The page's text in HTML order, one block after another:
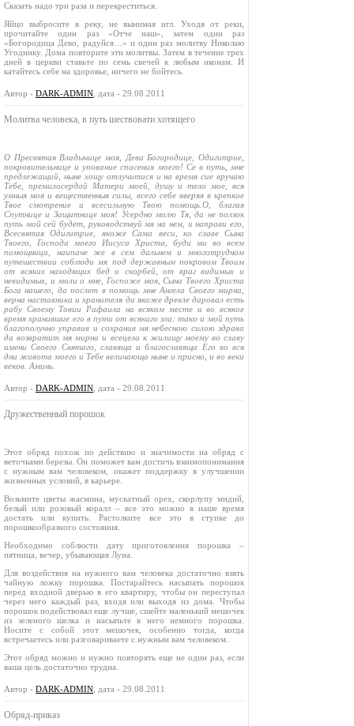
Сказать надо три раза и перекреститься.
Яйцо выбросите в реку, не вынимая игл. Уходя от реки,
прочитайте один раз «Отче наш», затем один раз
«Богородица Дево, радуйся…» и один раз молитву Николаю
Угоднику. Дома повторите эти молитвы. Затем в течение трех
дней в церкви ставьте по семь свечей к любым иконам. И
катайтесь себе на здоровье, ничего не бойтесь.
Автор - DARK-ADMIN , дата - 29.08.2011
Молитва человека, в путь шествовати хотящего
О Пресвятая Владычице моя, Дева Богородице, Одигитрие,
покровительнице и упование спасения моего! Се в путь, мне
предлежащий, ныне хощу отлучитися и на время сие вручаю
Тебе, премилосердой Матери моей, душу и тело мое, вся
умныя моя и вещественныя силы, всего себе вверяя в крепкое
Твое смотрение и всесильную Твою помощь.О, благая
Спутнице и Защитнице моя! Усердно молю Тя, да не ползок
путь мой сей будет, руководствуй мя на нем, и направи его,
Всесвятая Одигитрие, якоже Сама веси, ко славе Сына
Твоего, Господа моего Иисуса Христа, буди ми во всем
помощница, наипаче же в сем дальнем и многотрудном
путешествии соблюди мя под державным покровом Твоим
от всяких находящих бед и скорбей, от враг видимых и
невидимых, и моли о мне, Госпоже моя, Сына Твоего Христа
Бога нашего, да послет в помощь мне Ангела Своего мирна,
верна наставника и хранителя да якоже древле даровал есть
рабу Своему Товии Рафаила на всяком месте и во всякое
время хранившие его в пути от всякаго зла: тако и мой путь
благополучно управив и сохранив мя небесною силою здрава
да возвратит мя мирна и всецела к жилищу моему во славу
имени Своего Святаго, славяща и благославяща Его во вся
дни живота моего и Тебе величающа ныне и присно, и во веки
веков. Аминь.
Автор - DARK-ADMIN , дата - 29.08.2011
Дружественный порошок
Этот обряд похож по действию и значимости на обряд с
веточками березы. Он поможет вам достичь взаимопонимания
с нужным вам человеком, окажет поддержку в улучшении
жизненных условий, в карьере.
Возьмите цветы жасмина, мускатный орех, скорлупу мидий,
белый или розовый коралл – все это можно в наше время
достать или купить. Растолките все это в ступке до
порошкообразного состояния.
Необходимо соблюсти дату приготовления порошка –
пятница, вечер, убывающая Луна.
Для воздействия на нужного вам человека достаточно взять
чайную ложку порошка. Постарайтесь насыпать порошок
перед входной дверью в его квартиру, чтобы он переступал
через него каждый раз, входя или выходя из дома. Чтобы
порошок подействовал еще лучше, сшейте маленький мешочек
из зеленого шелка и насыпьте в него немного порошка.
Носите с собой этот мешочек, особенно тогда, когда
встречаетесь или разговариваете с нужным вам человеком.
Этот обряд можно и нужно повторять еще не один раз, если
ваша цель достаточно трудна.
Автор - DARK-ADMIN , дата - 29.08.2011
Обряд‑приказ